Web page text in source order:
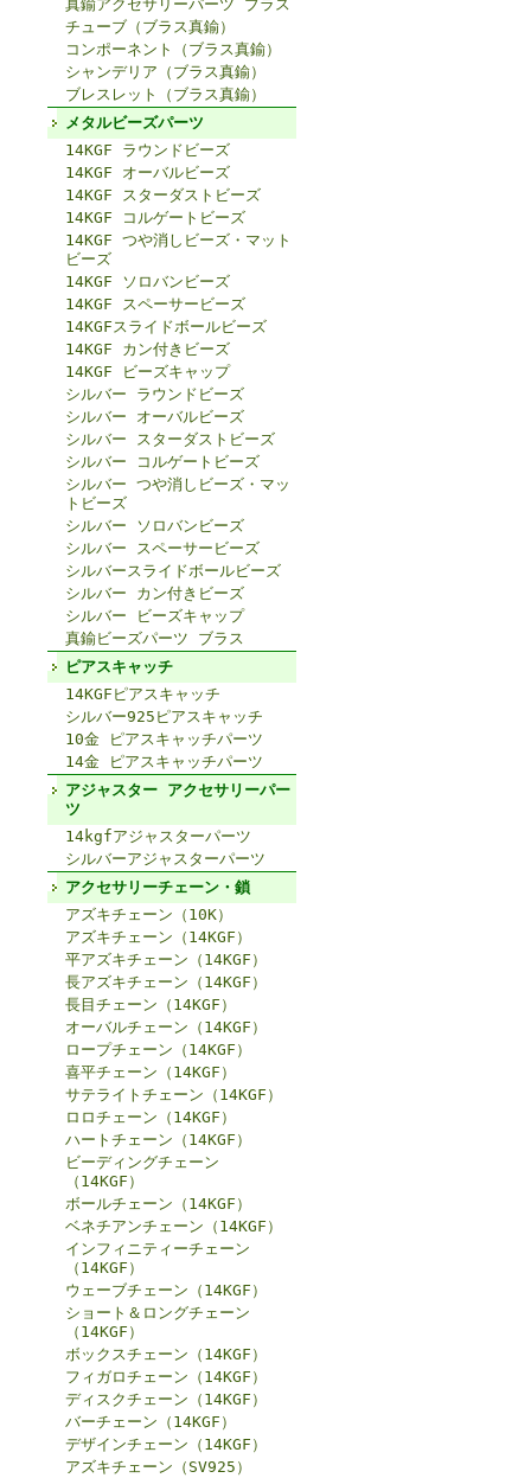
真鍮アクセサリーパーツ ブラス
チューブ（ブラス真鍮）
コンポーネント（ブラス真鍮）
シャンデリア（ブラス真鍮）
ブレスレット（ブラス真鍮）
メタルビーズパーツ
14KGF ラウンドビーズ
14KGF オーバルビーズ
14KGF スターダストビーズ
14KGF コルゲートビーズ
14KGF つや消しビーズ・マット
ビーズ
14KGF ソロバンビーズ
14KGF スペーサービーズ
14KGFスライドボールビーズ
14KGF カン付きビーズ
14KGF ビーズキャップ
シルバー ラウンドビーズ
シルバー オーバルビーズ
シルバー スターダストビーズ
シルバー コルゲートビーズ
シルバー つや消しビーズ・マッ
トビーズ
シルバー ソロバンビーズ
シルバー スペーサービーズ
シルバースライドボールビーズ
シルバー カン付きビーズ
シルバー ビーズキャップ
真鍮ビーズパーツ ブラス
ピアスキャッチ
14KGFピアスキャッチ
シルバー925ピアスキャッチ
10金 ピアスキャッチパーツ
14金 ピアスキャッチパーツ
アジャスター アクセサリーパー
ツ
14kgfアジャスターパーツ
シルバーアジャスターパーツ
アクセサリーチェーン・鎖
アズキチェーン（10K）
アズキチェーン（14KGF）
平アズキチェーン（14KGF）
長アズキチェーン（14KGF）
長目チェーン（14KGF）
オーバルチェーン（14KGF）
ロープチェーン（14KGF）
喜平チェーン（14KGF）
サテライトチェーン（14KGF）
ロロチェーン（14KGF）
ハートチェーン（14KGF）
ビーディングチェーン
（14KGF）
ボールチェーン（14KGF）
ベネチアンチェーン（14KGF）
インフィニティーチェーン
（14KGF）
ウェーブチェーン（14KGF）
ショート＆ロングチェーン
（14KGF）
ボックスチェーン（14KGF）
フィガロチェーン（14KGF）
ディスクチェーン（14KGF）
バーチェーン（14KGF）
デザインチェーン（14KGF）
アズキチェーン（SV925）